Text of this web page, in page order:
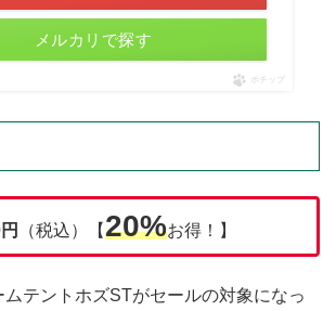
メルカリで探す
ポチップ
（税込）【20%お得！】
テントホズSTがセールの対象になっ